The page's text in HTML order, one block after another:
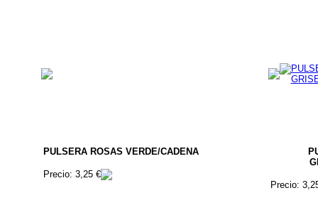
PULSERA ROSAS VERDE/CADENA
Precio: 3,25 €
Precio: